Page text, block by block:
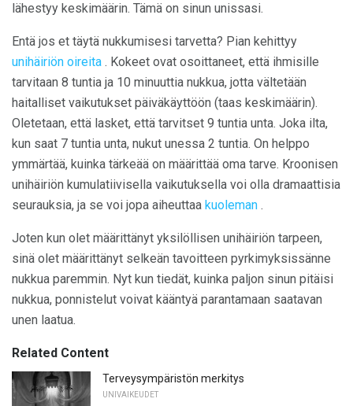
lähestyy keskimäärin. Tämä on sinun unissasi.
Entä jos et täytä nukkumisesi tarvetta? Pian kehittyy
unihäiriön oireita . Kokeet ovat osoittaneet, että ihmisille
tarvitaan 8 tuntia ja 10 minuuttia nukkua, jotta vältetään
haitalliset vaikutukset päiväkäyttöön (taas keskimäärin).
Oletetaan, että lasket, että tarvitset 9 tuntia unta. Joka ilta,
kun saat 7 tuntia unta, nukut unessa 2 tuntia. On helppo
ymmärtää, kuinka tärkeää on määrittää oma tarve. Kroonisen
unihäiriön kumulatiivisella vaikutuksella voi olla dramaattisia
seurauksia, ja se voi jopa aiheuttaa kuoleman .
Joten kun olet määrittänyt yksilöllisen unihäiriön tarpeen,
sinä olet määrittänyt selkeän tavoitteen pyrkimyksissänne
nukkua paremmin. Nyt kun tiedät, kuinka paljon sinun pitäisi
nukkua, ponnistelut voivat kääntyä parantamaan saatavan
unen laatua.
Related Content
Terveysympäristön merkitys
UNIVAIKEUDET